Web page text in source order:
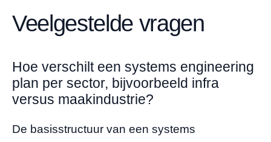
Veelgestelde vragen
Hoe verschilt een systems engineering
plan per sector, bijvoorbeeld infra
versus maakindustrie?
De basisstructuur van een systems